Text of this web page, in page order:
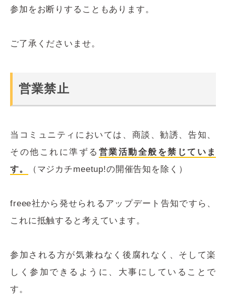
参加をお断りすることもあります。
ご了承くださいませ。
営業禁止
当コミュニティにおいては、商談、勧誘、告知、
その他これに準ずる 営業活動全般を禁じていま
す。
（マジカチmeetup!の開催告知を除く）
freee社から発せられるアップデート告知ですら、
これに抵触すると考えています。
参加される方が気兼ねなく後腐れなく、そして楽
しく参加できるように、大事にしていることで
す。